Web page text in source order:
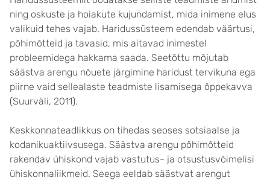
ning oskuste ja hoiakute kujundamist, mida inimene elus
valikuid tehes vajab. Haridussüsteem edendab väärtusi,
põhimõtteid ja tavasid, mis aitavad inimestel
probleemidega hakkama saada. Seetõttu mõjutab
säästva arengu nõuete järgimine haridust tervikuna ega
piirne vaid sellealaste teadmiste lisamisega õppekavva
(Suurväli, 2011).
Keskkonnateadlikkus on tihedas seoses sotsiaalse ja
kodanikuaktiivsusega. Säästva arengu põhimõtteid
rakendav ühiskond vajab vastutus- ja otsustusvõimelisi
ühiskonnaliikmeid. Seega eeldab säästvat arengut